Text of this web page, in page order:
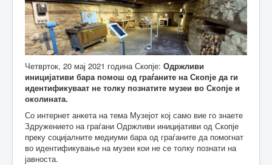
Четврток, 20 мај 2021 година Скопје: Одржливи
иницијативи бара помош од граѓаните на Скопје да ги
идентификуваат не толку познатите музеи во Скопје и
околината.
Со интернет анкета на тема Музејот кој само вие го знаете
Здружението на граѓани Одржливи иницијативи од Скопје
преку социјалните медиуми бара од граѓаните да помогнат
во идентификување на музеи кои не се толку познати на
јавноста.